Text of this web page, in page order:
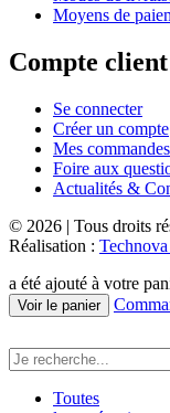
Moyens de
Compte client
Se connecter
Créer un compte
Mes commandes
Foire aux
Actualités &
© 2026 | Tous droits
Réalisation :
a été ajouté à votre
Voir le panier
Toutes